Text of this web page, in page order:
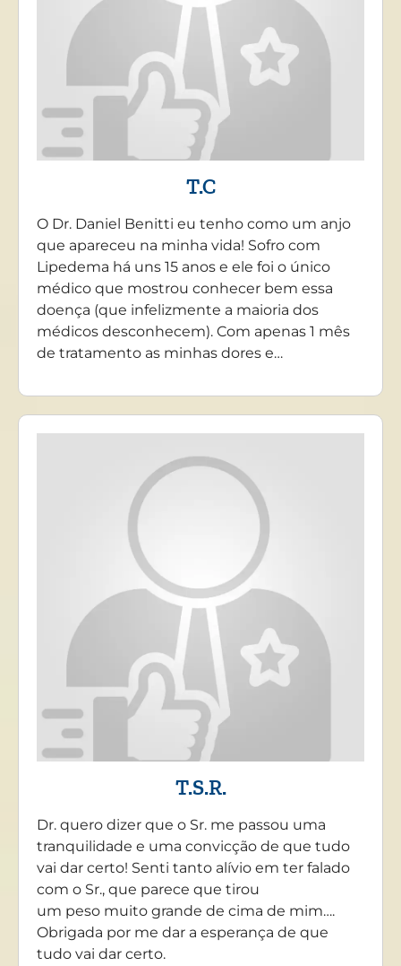
T.C
O Dr. Daniel Benitti eu tenho como um anjo
que apareceu na minha vida! Sofro com
Lipedema há uns 15 anos e ele foi o único
médico que mostrou conhecer bem essa
doença (que infelizmente a maioria dos
médicos desconhecem). Com apenas 1 mês
de tratamento as minhas dores e…
T.S.R.
Dr. quero dizer que o Sr. me passou uma
tranquilidade e uma convicção de que tudo
vai dar certo! Senti tanto alívio em ter falado
com o Sr., que parece que tirou
um peso muito grande de cima de mim….
Obrigada por me dar a esperança de que
tudo vai dar certo.